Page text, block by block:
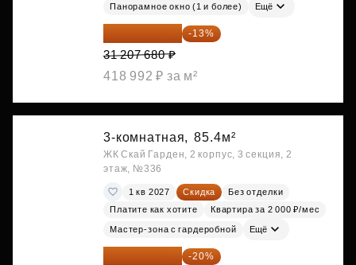
Панорамное окно (1 и более) Ещё
27 150 682 ₽ -13%
31 207 680 ₽
418 992 ₽ за м²
3-комнатная, 85.4м²
ЖК Скай Гарден, 2 корпус, 3 секция, 2
этаж, №336
1 кв 2027 Скидка
Без отделки
Платите как хотите
Квартира за 2 000 ₽/мес
Мастер-зона с гардеробной Ещё
27 321 168 ₽ -20%